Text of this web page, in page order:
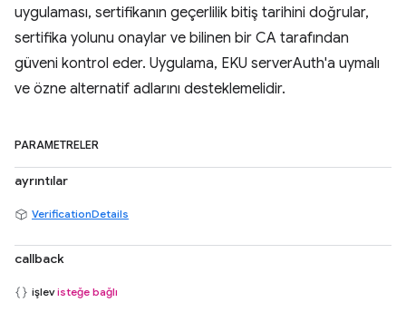
uygulaması, sertifikanın geçerlilik bitiş tarihini doğrular,
sertifika yolunu onaylar ve bilinen bir CA tarafından
güveni kontrol eder. Uygulama, EKU serverAuth'a uymalı
ve özne alternatif adlarını desteklemelidir.
PARAMETRELER
ayrıntılar
VerificationDetails
callback
işlevisteğe bağlı